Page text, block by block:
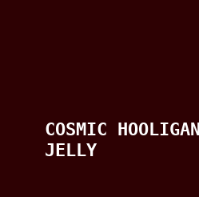
COSMIC
JELLY